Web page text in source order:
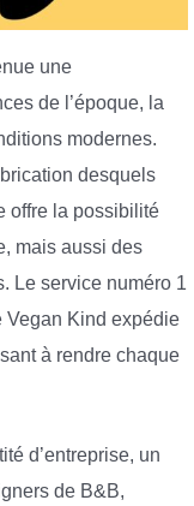
une
de l’époque, la
modernes.
desquels
offre la possibilité
mais aussi des
Le service numéro 1
Vegan Kind expédie
à rendre chaque
d’entreprise, un
de B&B,